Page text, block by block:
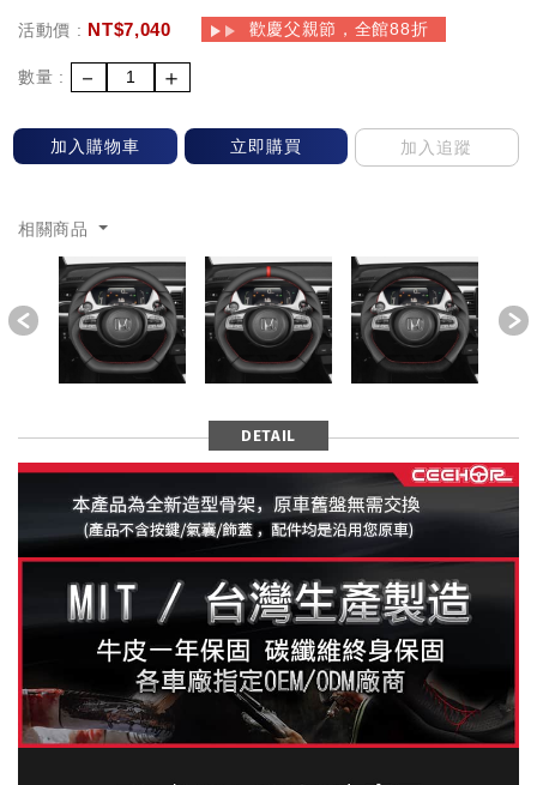
活動價 : NT$7,040 歡慶父親節，全館88折
數量 : － ＋
加入購物車 立即購買 加入追蹤
相關商品
Previous
DETAIL